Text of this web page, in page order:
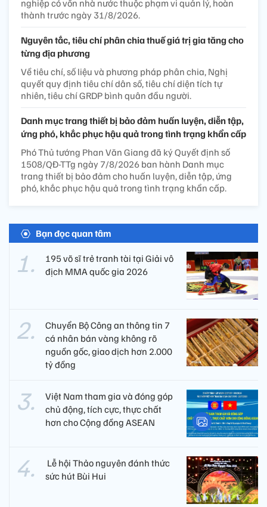
nghiệp có vốn nhà nước thuộc phạm vi quản lý, hoàn
thành trước ngày 31/8/2026.
Nguyên tắc, tiêu chí phân chia thuế giá trị gia tăng cho
từng địa phương
Về tiêu chí, số liệu và phương pháp phân chia, Nghị
quyết quy định tiêu chí dân số, tiêu chí diện tích tự
nhiên, tiêu chí GRDP bình quân đầu người.
Danh mục trang thiết bị bảo đảm huấn luyện, diễn tập,
ứng phó, khắc phục hậu quả trong tình trạng khẩn cấp
Phó Thủ tướng Phan Văn Giang đã ký Quyết định số
1508/QĐ-TTg ngày 7/8/2026 ban hành Danh mục
trang thiết bị bảo đảm cho huấn luyện, diễn tập, ứng
phó, khắc phục hậu quả trong tình trạng khẩn cấp.
Bạn đọc quan tâm
195 võ sĩ trẻ tranh tài tại Giải vô
địch MMA quốc gia 2026
Chuyển Bộ Công an thông tin 7
cá nhân bán vàng không rõ
nguồn gốc, giao dịch hơn 2.000
tỷ đồng
Việt Nam tham gia và đóng góp
chủ động, tích cực, thực chất
hơn cho Cộng đồng ASEAN
​ Lễ hội Thảo nguyên đánh thức
sức hút Bùi Hui